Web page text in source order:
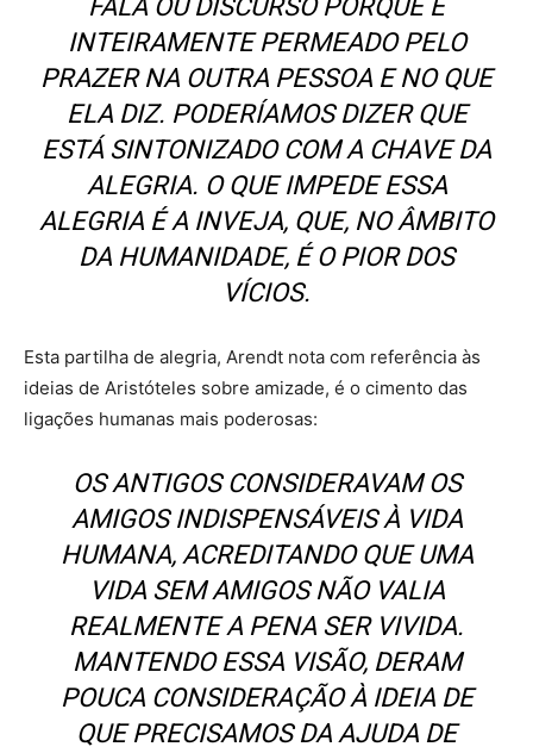
FALA OU DISCURSO PORQUE É
INTEIRAMENTE PERMEADO PELO
PRAZER NA OUTRA PESSOA E NO QUE
ELA DIZ. PODERÍAMOS DIZER QUE
ESTÁ SINTONIZADO COM A CHAVE DA
ALEGRIA. O QUE IMPEDE ESSA
ALEGRIA É A INVEJA, QUE, NO ÂMBITO
DA HUMANIDADE, É O PIOR DOS
VÍCIOS.
Esta partilha de alegria, Arendt nota com referência às
ideias de Aristóteles sobre amizade, é o cimento das
ligações humanas mais poderosas:
OS ANTIGOS CONSIDERAVAM OS
AMIGOS INDISPENSÁVEIS À VIDA
HUMANA, ACREDITANDO QUE UMA
VIDA SEM AMIGOS NÃO VALIA
REALMENTE A PENA SER VIVIDA.
MANTENDO ESSA VISÃO, DERAM
POUCA CONSIDERAÇÃO À IDEIA DE
QUE PRECISAMOS DA AJUDA DE